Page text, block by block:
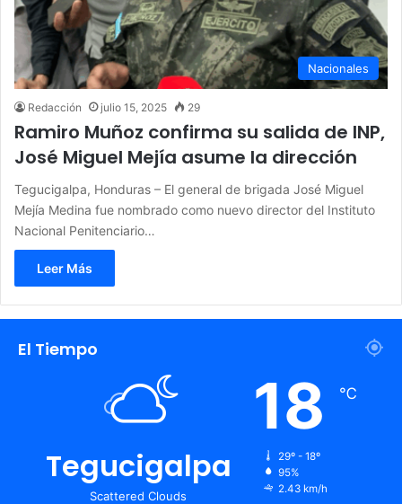
Nacionales
Redacción julio 15, 2025 29
Ramiro Muñoz confirma su salida de INP,
José Miguel Mejía asume la dirección
Tegucigalpa, Honduras – El general de brigada José Miguel
Mejía Medina fue nombrado como nuevo director del Instituto
Nacional Penitenciario…
Leer Más
El Tiempo
Tegucigalpa
Scattered Clouds
18 ℃
29º - 18º
95%
2.43 km/h